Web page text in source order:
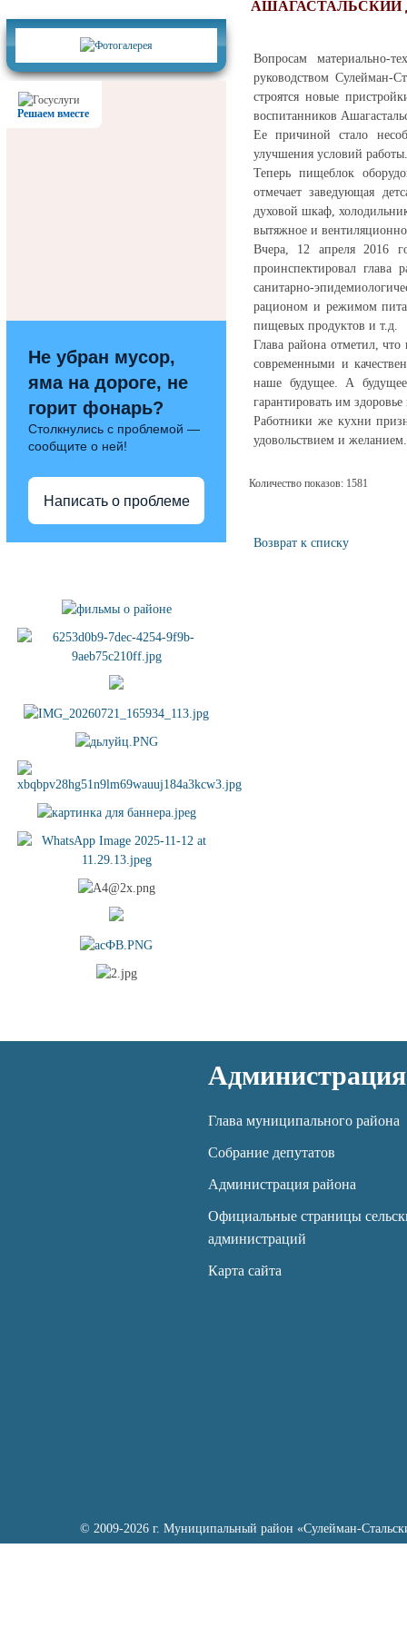
Решаем вместе
Не убран мусор,
яма на дороге, не
горит фонарь?
Столкнулись с проблемой —
сообщите о ней!
Написать о проблеме
Вопросам материально-
руководством Сулейман-
строятся новые
воспитанников
Ее причиной стало
улучшения условий работы.
Теперь пищеблок
отмечает заведующая
духовой шкаф,
вытяжное и
Вчера, 12 апреля 2016
проинспектировал глава
санитарно-
рационом и режимом
пищевых продуктов и т.д.
Глава района отметил,
современными и
наше будущее. А
гарантировать им
Работники же кухни
удовольствием и желанием.
Количество показов: 1581
Возврат к списку
Администрация
Глава муниципального района
Собрание депутатов
Администрация района
Официальные страницы
администраций
Карта сайта
© 2009-2026 г. Муниципальный район «Сулейман-